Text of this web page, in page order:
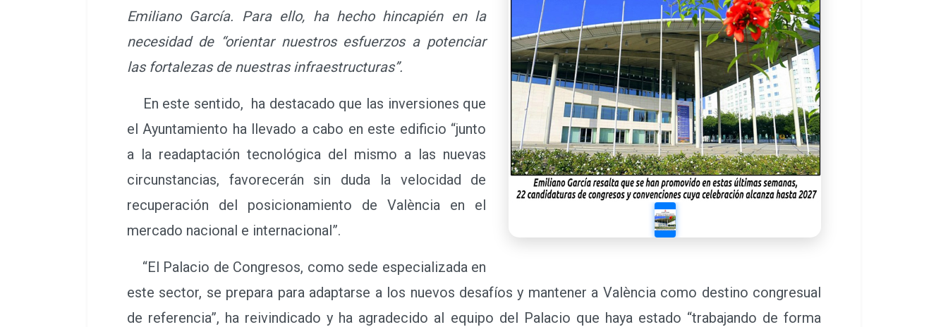
Emiliano García. Para ello, ha hecho hincapién en la
necesidad de “orientar nuestros esfuerzos a potenciar
las fortalezas de nuestras infraestructuras”.
En este sentido, ha destacado que las inversiones que
el Ayuntamiento ha llevado a cabo en este edificio “junto
a la readaptación tecnológica del mismo a las nuevas
circunstancias, favorecerán sin duda la velocidad de
recuperación del posicionamiento de València en el
mercado nacional e internacional”.
“El Palacio de Congresos, como sede especializada en
este sector, se prepara para adaptarse a los nuevos desafíos y mantener a València como destino congresual
de referencia”, ha reivindicado y ha agradecido al equipo del Palacio que haya estado “trabajando de forma